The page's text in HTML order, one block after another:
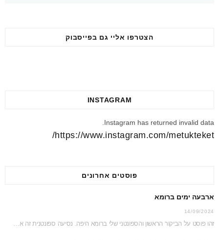
הצטרפו אליי גם בפייסבוק
INSTAGRAM
Instagram has returned invalid data.
https://www.instagram.com/metukteket/
פוסטים אחרונים
ארבעה ימים ברומא
14/09/2024
זהו פוסט על הביקור הראשון והספונטני שלי ברומא היפה. נסיעה ספונטנית זה אמנם לא דבר…